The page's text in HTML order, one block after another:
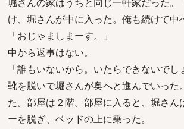
け、堀さんが中に入った。俺も続けて中
「おじゃましまーす。」
中から返事はない。
「誰もいないから。いたらできないでし
靴を脱いで堀さんが奥へと進んでいった
た。部屋は２階。部屋に入ると、堀さん
ーを脱ぎ、ベッドの上に乗った。